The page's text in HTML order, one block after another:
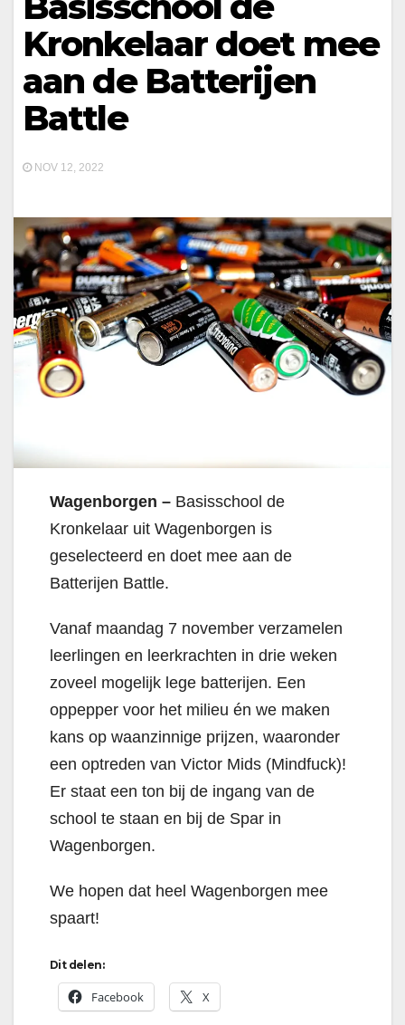
Kronkelaar doet mee
aan de Batterijen
Battle
NOV 12, 2022
Wagenborgen – Basisschool de
Kronkelaar uit Wagenborgen is
geselecteerd en doet mee aan de
Batterijen Battle.
Vanaf maandag 7 november verzamelen
leerlingen en leerkrachten in drie weken
zoveel mogelijk lege batterijen. Een
oppepper voor het milieu én we maken
kans op waanzinnige prijzen, waaronder
een optreden van Victor Mids (Mindfuck)!
Er staat een ton bij de ingang van de
school te staan en bij de Spar in
Wagenborgen.
We hopen dat heel Wagenborgen mee
spaart!
Dit delen:
Facebook X